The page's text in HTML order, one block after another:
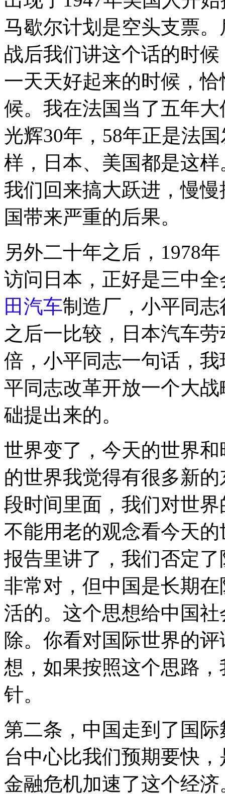
马歇尔计划是空头支票
战后我们讲这个话的时
一天天好起来的时候，
候。我在法国当了五年
光辉30年，58年正是法
样，日本、美国都是这
我们回来搞大跃进，慢
国带来严重的后果。
另外二十年之后，1978
访问日本，正好是三中
田汽车制造厂，小平同
之后一比较，日本汽车
倍，小平同志一句话，
平同志改革开放一个大
础提出来的。
世界变了，今天的世界
的世界我觉得有很多新
段时间里面，我们对世
不能用老的观念看今天
报告里讲了，我们否定
非常对，但中国是长期
活的。这个思想给中国
除。你看对国际世界的
想，如果按照这个思路
针。
第二条，中国走到了国
台中心比我们预期要快
金融危机加速了这个经